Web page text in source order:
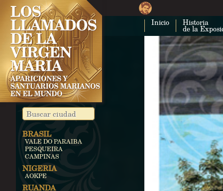
Inicio Historia
de la
BRASIL
VALE DO PARAIBA
PESQUEIRA
CAMPINAS
NIGERIA
AOKPE
RUANDA